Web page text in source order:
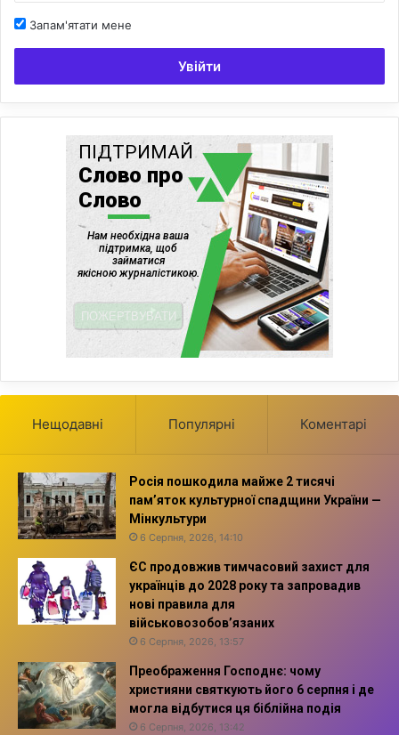
Запам'ятати мене
Увійти
Нещодавні Популярні Коментарі
Росія пошкодила майже 2 тисячі
пам’яток культурної спадщини України —
Мінкультури
6 Серпня, 2026, 14:10
ЄС продовжив тимчасовий захист для
українців до 2028 року та запровадив
нові правила для
військовозобов’язаних
6 Серпня, 2026, 13:57
Преображення Господнє: чому
християни святкують його 6 серпня і де
могла відбутися ця біблійна подія
6 Серпня, 2026, 13:42